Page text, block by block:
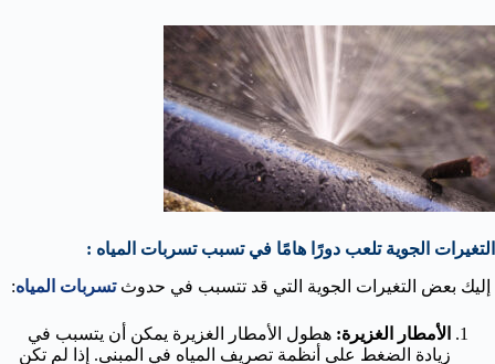
التغيرات الجوية تلعب دورًا هامًا في تسبب تسربات المياه :
إليك بعض التغيرات الجوية التي قد تتسبب في حدوثتسربات المياه:
الأمطار الغزيرة: هطول الأمطار الغزيرة يمكن أن يتسبب في
زيادة الضغط على أنظمة تصريف المياه في المبنى. إذا لم تكن